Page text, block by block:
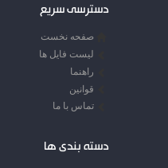
دسترسی سریع
صفحه نخست
لیست فایل ها
راهنما
قوانین
تماس با ما
دسته بندی ها